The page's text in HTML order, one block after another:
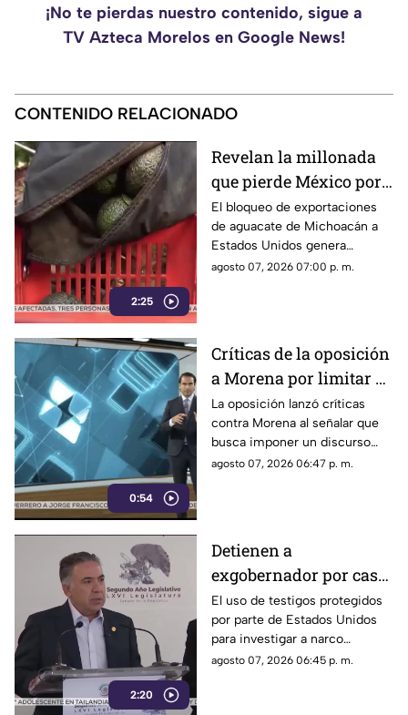
¡No te pierdas nuestro contenido, sigue a
TV Azteca Morelos en Google News!
CONTENIDO RELACIONADO
2:25
Revelan la millonada
que pierde México por
el bloqueo de Estados
Unidos al aguacate de
Michoacán
El bloqueo de exportaciones
de aguacate de Michoacán a
Estados Unidos genera
pérdidas millonarias.
agosto 07, 2026 07:00 p. m.
0:54
Críticas de la oposición
a Morena por limitar el
debate político
La oposición lanzó críticas
contra Morena al señalar que
busca imponer un discurso
único y limitar las voces que
agosto 07, 2026 06:47 p. m.
2:20
Detienen a
exgobernador por caso
Ayotzinapa y desaforan
a alcaldes
El uso de testigos protegidos
por parte de Estados Unidos
para investigar a narco
políticos ha sido cuestionado
agosto 07, 2026 06:45 p. m.